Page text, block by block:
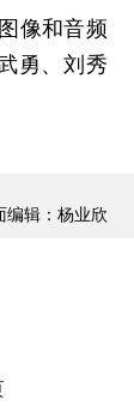
像和音频
勇、刘秀
编辑：杨业欣